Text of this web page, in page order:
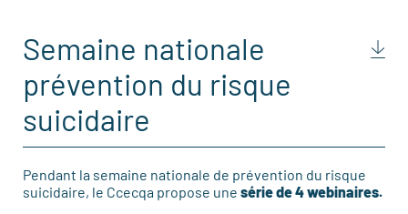
Semaine nationale
prévention du risque
suicidaire
Pendant la semaine nationale de prévention du risque
suicidaire, le Ccecqa propose une série de 4 webinaires.